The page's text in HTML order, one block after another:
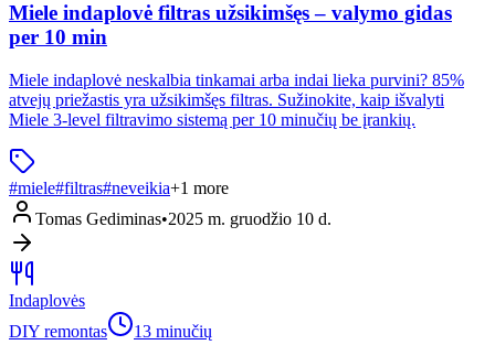
Miele indaplovė filtras užsikimšęs – valymo gidas
per 10 min
Miele indaplovė neskalbia tinkamai arba indai lieka purvini? 85%
atvejų priežastis yra užsikimšęs filtras. Sužinokite, kaip išvalyti
Miele 3-level filtravimo sistemą per 10 minučių be įrankių.
#miele#filtras#neveikia+1 more
Tomas Gediminas•2025 m. gruodžio 10 d.
Indaplovės
DIY remontas
13 minučių